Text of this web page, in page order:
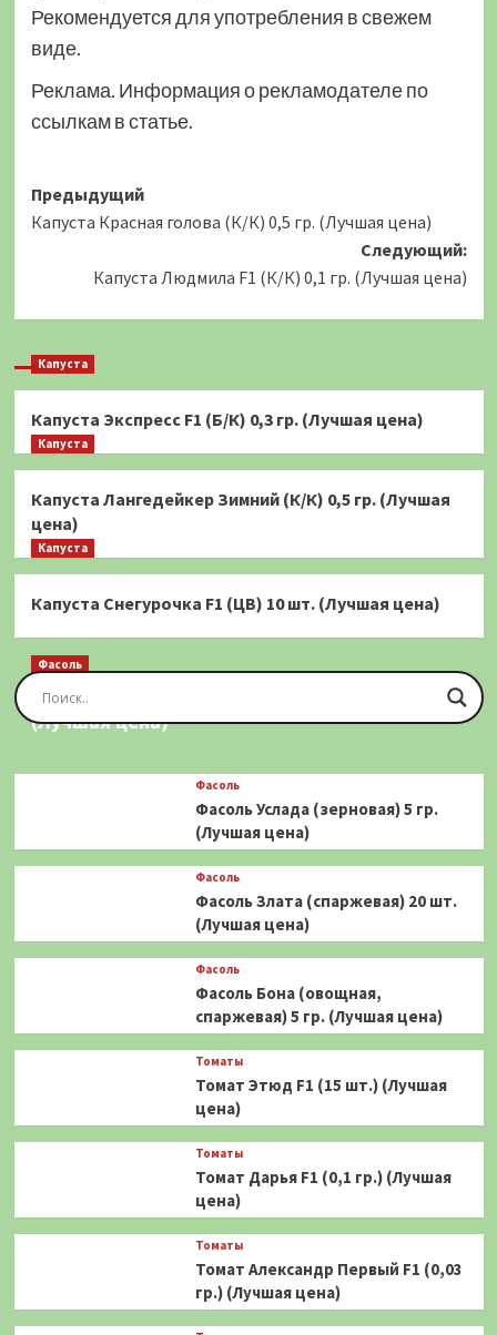
Рекомендуется для употребления в свежем
виде.
Реклама. Информация о рекламодателе по
ссылкам в статье.
Навигация
записи
Предыдущий
Капуста Красная голова (К/К) 0,5 гр. (Лучшая цена)
Следующий:
Капуста Людмила F1 (К/К) 0,1 гр. (Лучшая цена)
Капуста
Капуста Экспресс F1 (Б/К) 0,3 гр. (Лучшая цена)
Капуста
Капуста Лангедейкер Зимний (К/К) 0,5 гр. (Лучшая
цена)
Капуста
Капуста Снегурочка F1 (ЦВ) 10 шт. (Лучшая цена)
Фасоль
Фасоль Золотая Сакса (спаржевая) 20 шт.
(Лучшая цена)
Фасоль
Фасоль Услада (зерновая) 5 гр.
(Лучшая цена)
Фасоль
Фасоль Злата (спаржевая) 20 шт.
(Лучшая цена)
Фасоль
Фасоль Бона (овощная,
спаржевая) 5 гр. (Лучшая цена)
Томаты
Томат Этюд F1 (15 шт.) (Лучшая
цена)
Томаты
Томат Дарья F1 (0,1 гр.) (Лучшая
цена)
Томаты
Томат Александр Первый F1 (0,03
гр.) (Лучшая цена)